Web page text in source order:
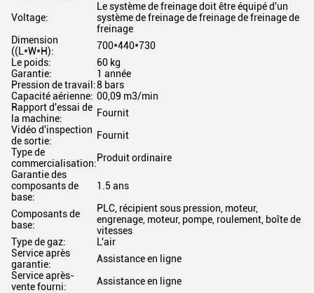
Voltage:
Le système de freinage doit être équipé d'un
système de freinage de freinage de freinage de
freinage
Dimension
((L*W*H):
700*440*730
Le poids:
60 kg
Garantie:
1 année
Pression de travail:8 bars
Capacité aérienne: 00,09 m3/min
Rapport d'essai de
la machine:
Fournit
Vidéo d'inspection
de sortie:
Fournit
Type de
commercialisation:Produit ordinaire
Garantie des
composants de
base:
1.5 ans
Composants de
base:
PLC, récipient sous pression, moteur,
engrenage, moteur, pompe, roulement, boîte de
vitesses
Type de gaz:
L'air
Service après
garantie:
Assistance en ligne
Service après-
vente fourni:
Assistance en ligne